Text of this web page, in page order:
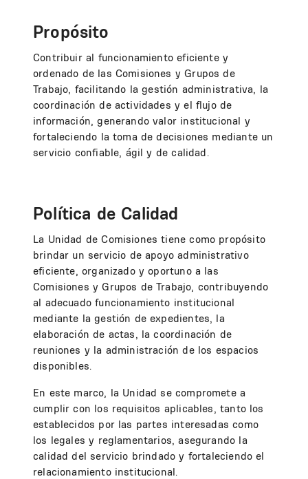
Propósito
Contribuir al funcionamiento eficiente y
ordenado de las Comisiones y Grupos de
Trabajo, facilitando la gestión administrativa, la
coordinación de actividades y el flujo de
información, generando valor institucional y
fortaleciendo la toma de decisiones mediante un
servicio confiable, ágil y de calidad.
Política de Calidad
La Unidad de Comisiones tiene como propósito
brindar un servicio de apoyo administrativo
eficiente, organizado y oportuno a las
Comisiones y Grupos de Trabajo, contribuyendo
al adecuado funcionamiento institucional
mediante la gestión de expedientes, la
elaboración de actas, la coordinación de
reuniones y la administración de los espacios
disponibles.
En este marco, la Unidad se compromete a
cumplir con los requisitos aplicables, tanto los
establecidos por las partes interesadas como
los legales y reglamentarios, asegurando la
calidad del servicio brindado y fortaleciendo el
relacionamiento institucional.